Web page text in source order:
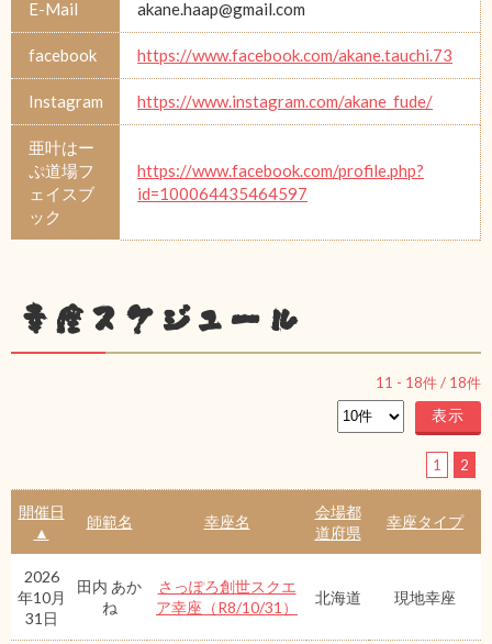
E-Mail akane.haap@gmail.com
facebook https://www.facebook.com/akane.tauchi.73
Instagram https://www.instagram.com/akane_fude/
亜叶はー
ぷ道場フ
ェイスブ
ック
https://www.facebook.com/profile.php?
id=100064435464597
幸座スケジュール
11 - 18件 / 18件
1 2
開催日
▲
師範名 幸座名
会場都
道府県
幸座タイプ
2026
年10月
31日
田内 あか
ね
さっぽろ創世スクエ
ア幸座（R8/10/31）
北海道 現地幸座